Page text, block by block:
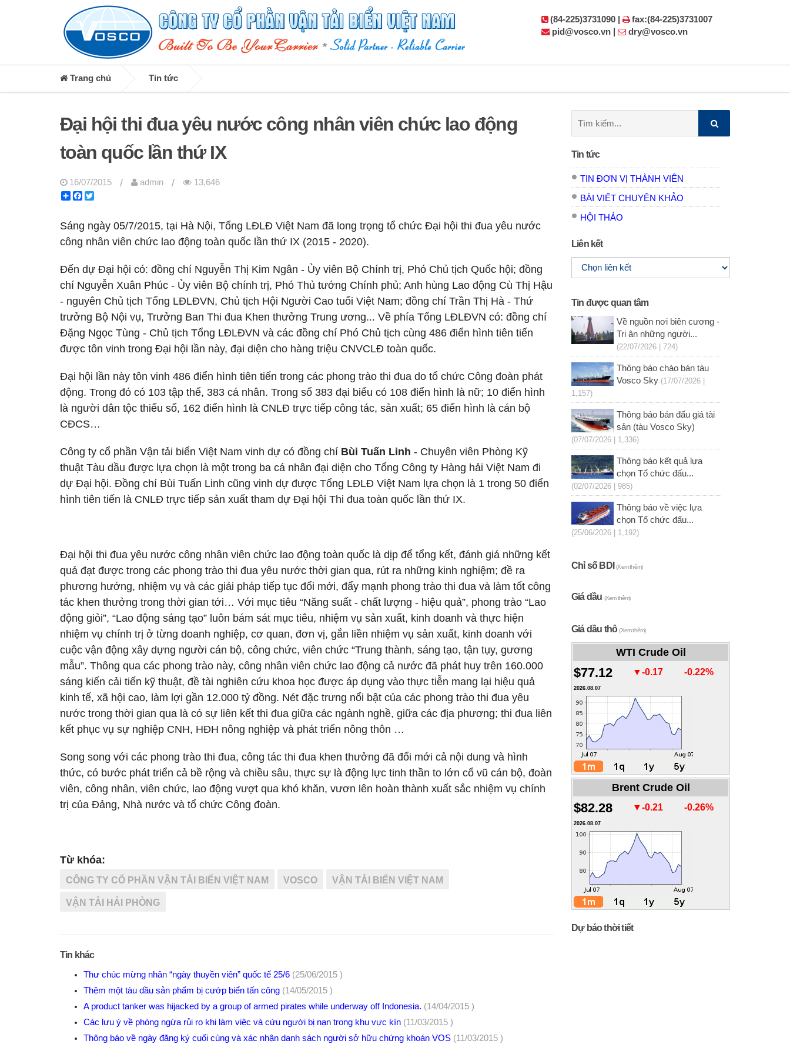
(84-225)3731090 |
fax:(84-225)3731007
pid@vosco.vn |
dry@vosco.vn
Trang chủ Tin tức
Đại hội thi đua yêu nước công nhân viên chức lao động
toàn quốc lần thứ IX
16/07/2015 / admin /
13,646
ShareFacebook
Sáng ngày 05/7/2015, tại Hà Nội, Tổng LĐLĐ Việt Nam đã long trọng tổ chức Đại hội thi đua yêu nước
công nhân viên chức lao động toàn quốc lần thứ IX (2015 - 2020).
Đến dự Đại hội có: đồng chí Nguyễn Thị Kim Ngân - Ủy viên Bộ Chính trị, Phó Chủ tịch Quốc hội; đồng
chí Nguyễn Xuân Phúc - Ủy viên Bộ chính trị, Phó Thủ tướng Chính phủ; Anh hùng Lao động Cù Thị Hậu
- nguyên Chủ tịch Tổng LĐLĐVN, Chủ tịch Hội Người Cao tuổi Việt Nam; đồng chí Trần Thị Hà - Thứ
trưởng Bộ Nội vụ, Trưởng Ban Thi đua Khen thưởng Trung ương... Về phía Tổng LĐLĐVN có: đồng chí
Đặng Ngọc Tùng - Chủ tịch Tổng LĐLĐVN và các đồng chí Phó Chủ tịch cùng 486 điển hình tiên tiến
được tôn vinh trong Đại hội lần này, đại diện cho hàng triệu CNVCLĐ toàn quốc.
Đại hội lần này tôn vinh 486 điển hình tiên tiến trong các phong trào thi đua do tổ chức Công đoàn phát
động. Trong đó có 103 tập thể, 383 cá nhân. Trong số 383 đại biểu có 108 điển hình là nữ; 10 điển hình
là người dân tộc thiểu số, 162 điển hình là CNLĐ trực tiếp công tác, sản xuất; 65 điển hình là cán bộ
CĐCS…
Công ty cổ phần Vận tải biển Việt Nam vinh dự có đồng chí Bùi Tuấn Linh - Chuyên viên Phòng Kỹ
thuật Tàu dầu được lựa chọn là một trong ba cá nhân đại diện cho Tổng Công ty Hàng hải Việt Nam đi
dự Đại hội. Đồng chí Bùi Tuấn Linh cũng vinh dự được Tổng LĐLĐ Việt Nam lựa chọn là 1 trong 50 điển
hình tiên tiến là CNLĐ trực tiếp sản xuất tham dự Đại hội Thi đua toàn quốc lần thứ IX.
Đại hội thi đua yêu nước công nhân viên chức lao động toàn quốc là dịp để tổng kết, đánh giá những kết
quả đạt được trong các phong trào thi đua yêu nước thời gian qua, rút ra những kinh nghiệm; đề ra
phương hướng, nhiệm vụ và các giải pháp tiếp tục đổi mới, đẩy mạnh phong trào thi đua và làm tốt công
tác khen thưởng trong thời gian tới… Với mục tiêu “Năng suất - chất lượng - hiệu quả”, phong trào “Lao
động giỏi”, “Lao động sáng tạo” luôn bám sát mục tiêu, nhiệm vụ sản xuất, kinh doanh và thực hiện
nhiệm vụ chính trị ở từng doanh nghiệp, cơ quan, đơn vị, gắn liền nhiệm vụ sản xuất, kinh doanh với
cuộc vận động xây dựng người cán bộ, công chức, viên chức “Trung thành, sáng tạo, tận tụy, gương
mẫu”. Thông qua các phong trào này, công nhân viên chức lao động cả nước đã phát huy trên 160.000
sáng kiến cải tiến kỹ thuật, đề tài nghiên cứu khoa học được áp dụng vào thực tiễn mang lại hiệu quả
kinh tế, xã hội cao, làm lợi gần 12.000 tỷ đồng. Nét đặc trưng nổi bật của các phong trào thi đua yêu
nước trong thời gian qua là có sự liên kết thi đua giữa các ngành nghề, giữa các địa phương; thi đua liên
kết phục vụ sự nghiệp CNH, HĐH nông nghiệp và phát triển nông thôn …
Song song với các phong trào thi đua, công tác thi đua khen thưởng đã đổi mới cả nội dung và hình
thức, có bước phát triển cả bề rộng và chiều sâu, thực sự là động lực tinh thần to lớn cổ vũ cán bộ, đoàn
viên, công nhân, viên chức, lao động vượt qua khó khăn, vươn lên hoàn thành xuất sắc nhiệm vụ chính
trị của Đảng, Nhà nước và tổ chức Công đoàn.
Từ khóa:
CÔNG TY CỔ PHẦN VẬN TẢI BIỂN VIỆT NAM VOSCO VẬN TẢI BIỂN VIỆT NAM
VẬN TẢI HẢI PHÒNG
Tin khác
Thư chúc mừng nhân “ngày thuyền viên” quốc tế 25/6 (25/06/2015 )
Thêm một tàu dầu sản phẩm bị cướp biển tấn công (14/05/2015 )
A product tanker was hijacked by a group of armed pirates while underway off Indonesia. (14/04/2015 )
Các lưu ý về phòng ngừa rủi ro khi làm việc và cứu người bị nạn trong khu vực kín (11/03/2015 )
Thông báo về ngày đăng ký cuối cùng và xác nhận danh sách người sở hữu chứng khoán VOS (11/03/2015 )
kiếm:
Tin tức
TIN ĐƠN VỊ THÀNH VIÊN
BÀI VIẾT CHUYÊN KHẢO
HỘI THẢO
Liên kết
Tin được quan tâm
Về nguồn nơi biên cương -
Tri ân những người...
(22/07/2026 | 724)
Thông báo chào bán tàu
Vosco Sky (17/07/2026 |
1,157)
Thông báo bán đấu giá tài
sản (tàu Vosco Sky)
(07/07/2026 | 1,336)
Thông báo kết quả lựa
chọn Tổ chức đấu...
(02/07/2026 | 985)
Thông báo về việc lựa
chọn Tổ chức đấu...
(25/06/2026 | 1,192)
Chỉ số BDI(Xem thêm)
Giá dầu (Xem thêm)
Giá dầu thô(Xem thêm)
WTI Crude Oil
$77.12 ▼-0.17 -0.22%
2026.08.07
Brent Crude Oil
$82.28 ▼-0.21 -0.26%
2026.08.07
Dự báo thời tiết